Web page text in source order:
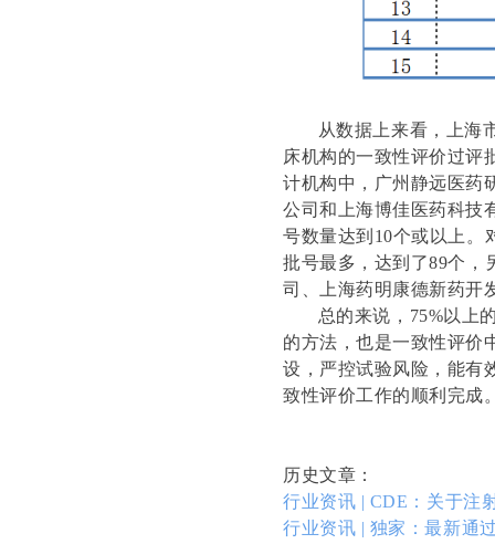
从数据上来看，上海市
床机构的一致性评价过评
计机构中，广州静远医药
公司和上海博佳医药科技
号数量达到10个或以上。
批号最多，达到了89个，
司、上海药明康德新药开
总的来说，75%以上的
的方法，也是一致性评价
设，严控试验风险，能有
致性评价工作的顺利完成
历史文章：
行业资讯 | CDE：关于注
行业资讯 | 独家：最新通